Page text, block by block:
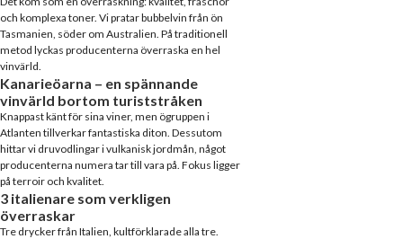
och komplexa toner. Vi pratar bubbelvin från ön
Tasmanien, söder om Australien. På traditionell
metod lyckas producenterna överraska en hel
vinvärld.
Kanarieöarna – en spännande
vinvärld bortom turiststråken
Knappast känt för sina viner, men ögruppen i
Atlanten tillverkar fantastiska diton. Dessutom
hittar vi druvodlingar i vulkanisk jordmån, något
producenterna numera tar till vara på. Fokus ligger
på terroir och kvalitet.
3 italienare som verkligen
överraskar
Tre drycker från Italien, kultförklarade alla tre.